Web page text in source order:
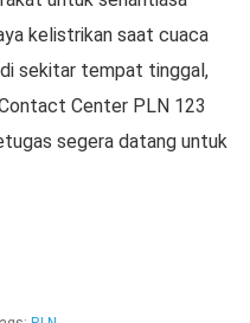
kelistrikan saat cuaca
sekitar tempat tinggal,
Center PLN 123
segera datang untuk